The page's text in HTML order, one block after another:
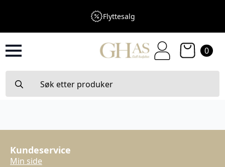
Flyttesalg
0
for:
Kundeservice
Min side